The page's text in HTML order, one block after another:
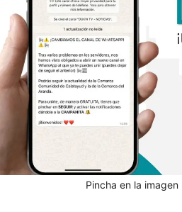
Pincha en la